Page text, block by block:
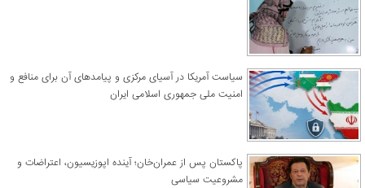
سیاست آمریکا در آسیای مرکزی و پیامدهای آن برای منافع و
امنیت ملی جمهوری اسلامی ایران
پاکستان پس از عمران‌خان؛ آینده اپوزیسیون، اعتراضات و
مشروعیت سیاسی